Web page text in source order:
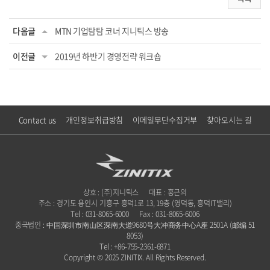
다음글 MTN 기업탐탐 코너 지니틱스 방송
이전글 2019년 하반기 경영전략 워크숍
Contact us 개인정보취급방침 이메일무단수집거부 찾아오시는 길
상호 : (주)지니틱스
대표 : 홍근의
주소 : 경기도 용인시 기흥구 흥덕1로 13, 19층 (영덕동, 흥덕IT밸리)
Tel : 031-8065-6000
Fax : 031-8065-6006
중국법인 : 中国深圳市南山区深南大道9680号大冲商务中心A座 2501A (邮编 51
8053)
Tel : +86-755-2361-6871
Copyright © 2025 ZINITIX. All Rights Reserved.